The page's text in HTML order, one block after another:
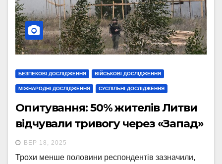
БЕЗПЕКОВІ ДОСЛІДЖЕННЯ ВІЙСЬКОВІ ДОСЛІДЖЕННЯ
МІЖНАРОДНІ ДОСЛІДЖЕННЯ СУСПІЛЬНІ ДОСЛІДЖЕННЯ
Опитування: 50% жителів Литви
відчували тривогу через «Запад»
ВЕР 18, 2025
Трохи менше половини респондентів зазначили,